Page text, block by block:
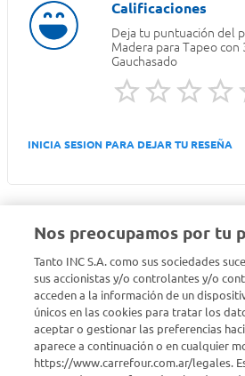
Deja tu puntuación del
Madera para Tapeo con
Gauchasado
INICIA SESION PARA DEJAR TU RESEÑA
Seguinos en :
Estamos para ayudarte
¿Tenés una consulta? Comunicate con
Nos preocupamos por tu
Tanto INC S.A. como sus sociedades
sus accionistas y/o controlantes y/o
acceden a la información de un
únicos en las cookies para tratar los
aceptar o gestionar las preferencias
aparece a continuación o en cualquier
https://www.carrefour.com.ar/legales.